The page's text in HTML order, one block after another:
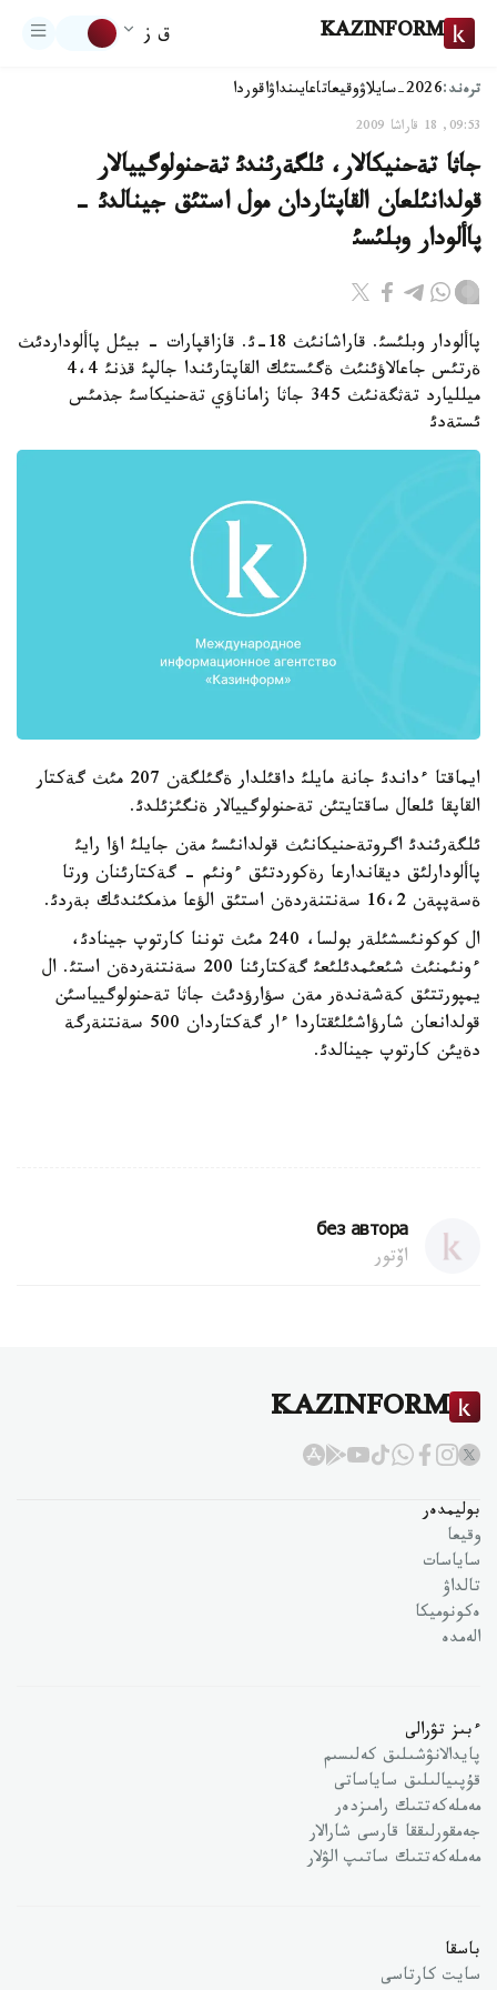
KAZINFORM ق ز
ترەند:2026-سايلاۋ وقيعاتاعايىنداۋاقوردا
09:53, 18 قاراشا 2009
جاثا تةحنيكالار، ئلگةرئندئ تةحنولوگييالار
قولدانئلعان القاپتاردان مول استئق جينالدئ -
پاألودار وبلئسئ
پاألودار وبلئسئ. قاراشانئث 18-ئ. قازاقپارات - بيئل پاألوداردئث
ةرتئس جاعالاؤئنئث ةگئستئك القاپتارئندا جالپئ قذنئ 4،4
ميلليارد تةثگةنئث 345 جاثا زاماناؤي تةحنيكاسئ جذمئس
ئستةدئ
ايماقتا ءداندئ جانة مايلئ داقئلدار ةگئلگةن 207 مئث گةكتار
القاپقا ئلعال ساقتايتئن تةحنولوگييالار ةنگئزئلدئ.
ئلگةرئندئ اگروتةحنيكانئث قولدانئسئ مةن جايلئ اؤا رايئ
پاألودارلئق ديقاندارعا رةكوردتئق ءونئم - گةكتارئنان ورتا
ةسةپپةن 16،2 سةنتنةردةن استئق الؤعا مذمكئندئك بةردئ.
ال كوكونئسشئلةر بولسا، 240 مئث توننا كارتوپ جينادئ،
ءونئمنئث شئعئمدئلئعئ گةكتارئنا 200 سةنتنةردةن استئ. ال
يمپورتتئق كةشةندةر مةن سؤارؤدئث جاثا تةحنولوگيياسئن
قولدانعان شارؤاشئلئقتاردا ءار گةكتاردان 500 سةنتنةرگة
دةيئن كارتوپ جينالدئ.
без автора
اۆتور
KAZINFORM
بوليمدەر
وقيعا
ساياسات
تالداۋ
ەكونوميكا
الەمدە
ءبىز تۋرالى
پايدالانۋشىلىق كەلىسىم
قۇپىيالىلىق ساياساتى
مەملەكەتتىك رامىزدەر
جەمقورلىققا قارسى شارالار
مەملەكەتتىك ساتىپ الۋلار
باسقا
سايت كارتاسى